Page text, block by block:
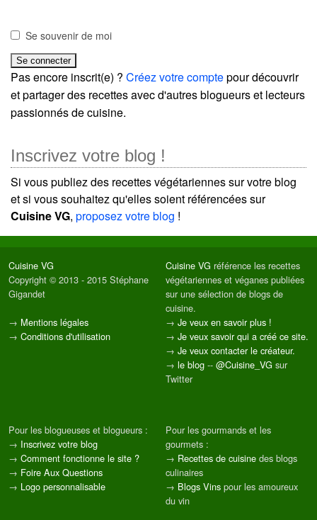
Se souvenir de moi
Pas encore inscrit(e) ? Créez votre comptepour découvrir
et partager des recettes avec d'autres blogueurs et lecteurs
passionnés de cuisine.
Inscrivez votre blog !
Si vous publiez des recettes végétariennes sur votre blog
et si vous souhaitez qu'elles soient référencées sur
Cuisine VG, proposez votre blog !
Cuisine VG
Copyright © 2013 - 2015 Stéphane
Gigandet
→ Mentions légales
→ Conditions d'utilisation
Cuisine VG référence les recettes
végétariennes et véganes publiées
sur une sélection de blogs de
cuisine.
→ Je veux en savoir plus !
→ Je veux savoir qui a créé ce site.
→ Je veux contacter le créateur.
→ le blog -- @Cuisine_VG sur
Twitter
Pour les blogueuses et blogueurs :
→ Inscrivez votre blog
→ Comment fonctionne le site ?
→ Foire Aux Questions
→ Logo personnalisable
Pour les gourmands et les
gourmets :
→ Recettes de cuisine des blogs
culinaires
→ Blogs Vins pour les amoureux
du vin